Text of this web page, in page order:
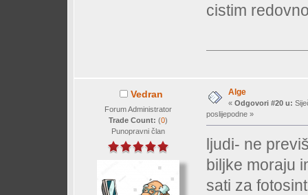
cistim
Vedran
Forum Administrator
Trade Count: (0)
Punopravni član
Alge
« Odgovori #20 u:
poslijepodne »
ljudi- ne
biljke moraju
sati za